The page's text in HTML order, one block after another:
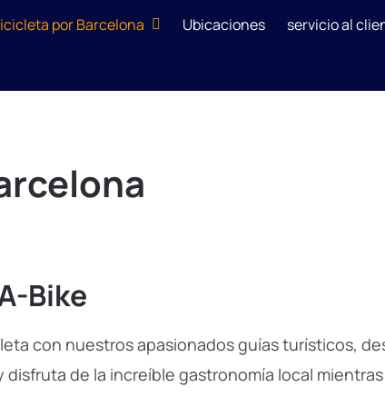
por Barcelona Ubicaciones servicio al
Bike
con nuestros apasionados guías turísticos,
de la increíble gastronomía local mientras